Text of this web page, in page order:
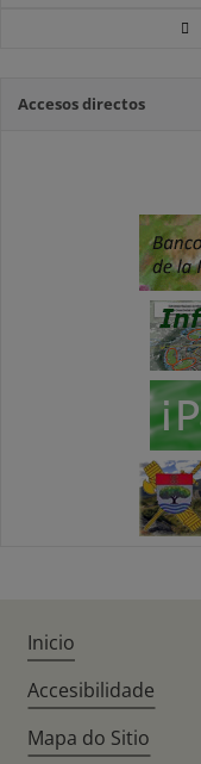
Accesos directos
Inicio
Accesibilidade
Mapa do Sitio